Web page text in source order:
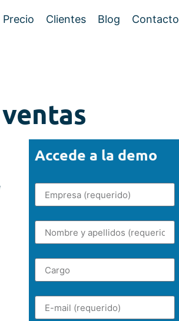
Precio Clientes Blog Contacto
Accede a la demo